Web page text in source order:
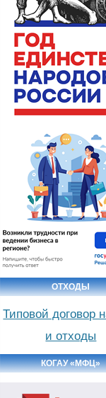
ОТХОДЫ
Типовой договор
и отходы
КОГАУ «МФЦ»